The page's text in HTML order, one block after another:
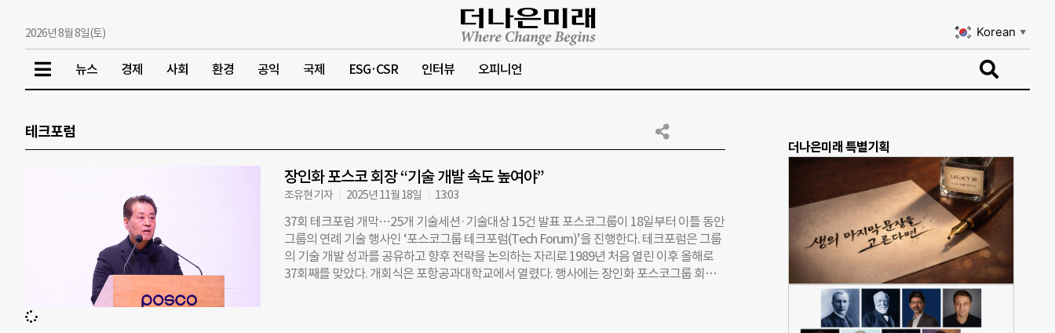
2026년 8월 8일(토) Korean ▼
뉴스 경제 사회 환경 공익 국제 ESG·CSR 인터뷰 오피니언
테크포럼
장인화 포스코 회장 “기술 개발 속도 높여야”
조유현 기자 2025년 11월 18일 13:03
37회 테크포럼 개막…25개 기술세션·기술대상 15건 발표 포스코그룹이 18일부터 이틀 동안
그룹의 연례 기술 행사인 ‘포스코그룹 테크포럼(Tech Forum)’을 진행한다. 테크포럼은 그룹
의 기술 개발 성과를 공유하고 향후 전략을 논의하는 자리로 1989년 처음 열린 이후 올해로
37회째를 맞았다. 개회식은 포항공과대학교에서 열렸다. 행사에는 장인화 포스코그룹 회장
더나은미래 특별기획